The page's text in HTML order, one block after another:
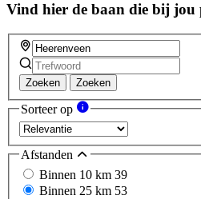
Vind hier de baan die bij jou
Zoeken Zoeken
Sorteer op
Afstanden
Binnen 10 km 39
Binnen 25 km 53